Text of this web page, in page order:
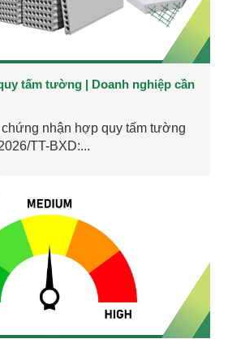
tấm tường | Doanh nghiệp cần
nhận hợp quy tấm tường
TT-BXD:...